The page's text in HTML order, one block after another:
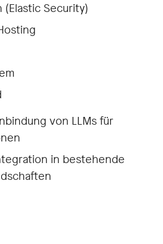
Security)
von LLMs für
in bestehende